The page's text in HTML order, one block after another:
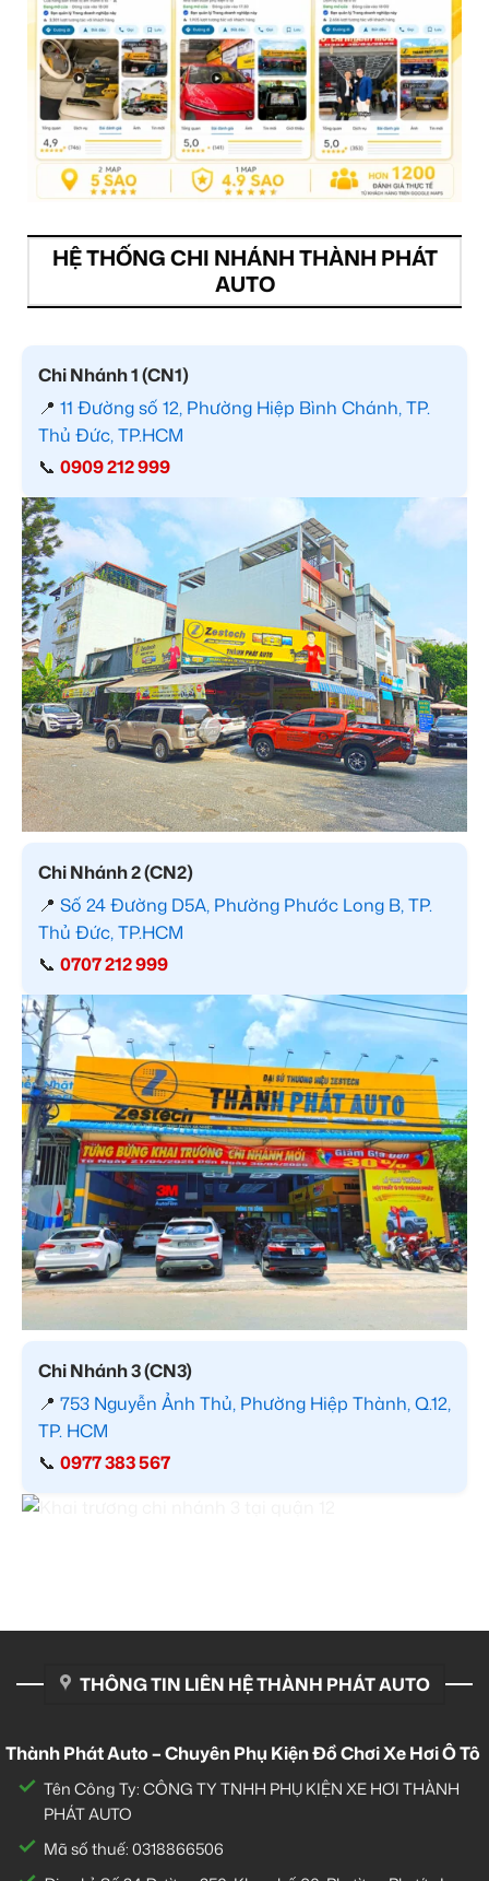
HỆ THỐNG CHI NHÁNH THÀNH PHÁT
AUTO
Chi Nhánh 1 (CN1)
📍 11 Đường số 12, Phường Hiệp Bình Chánh, TP.
Thủ Đức, TP.HCM
📞 0909 212 999
Chi Nhánh 2 (CN2)
📍 Số 24 Đường D5A, Phường Phước Long B, TP.
Thủ Đức, TP.HCM
📞 0707 212 999
Chi Nhánh 3 (CN3)
📍 753 Nguyễn Ảnh Thủ, Phường Hiệp Thành, Q.12,
TP. HCM
📞 0977 383 567
THÔNG TIN LIÊN HỆ THÀNH PHÁT AUTO
Thành Phát Auto – Chuyên Phụ Kiện Đồ Chơi Xe Hơi Ô Tô
Tên Công Ty: CÔNG TY TNHH PHỤ KIỆN XE HƠI THÀNH
PHÁT AUTO
Mã số thuế: 0318866506